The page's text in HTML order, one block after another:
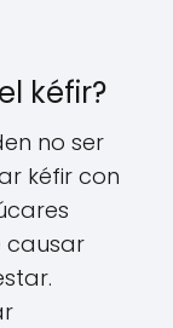
kéfir?
no ser
kéfir con
causar